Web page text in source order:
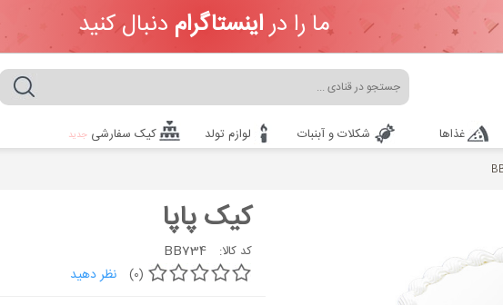
ما را دراینستاگرام دنبال کنید
غذاها شکلات و آبنبات لوازم تولد کیک سفارشیجدید
کیک پاپا
کد کالا: BB734
(0) نظر دهید